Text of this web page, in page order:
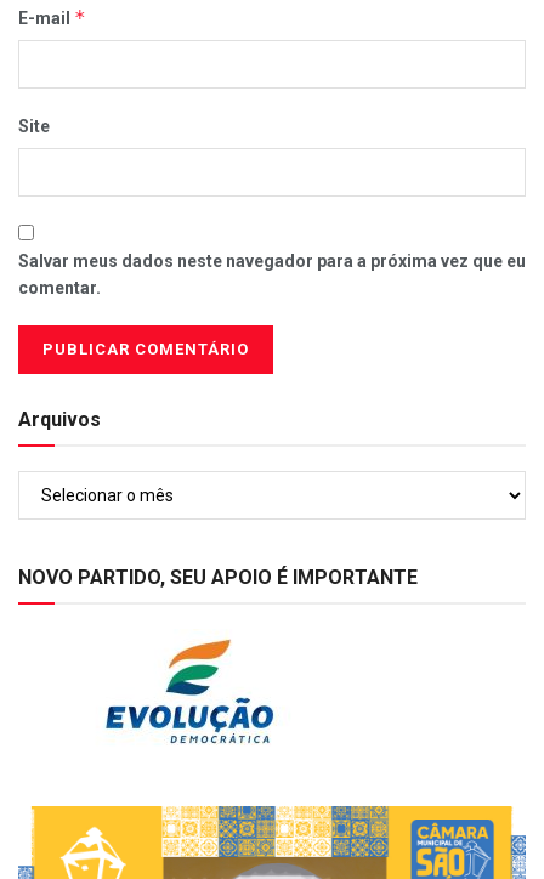
E-mail *
Site
Salvar meus dados neste navegador para a próxima vez que eu
comentar.
Arquivos
NOVO PARTIDO, SEU APOIO É IMPORTANTE